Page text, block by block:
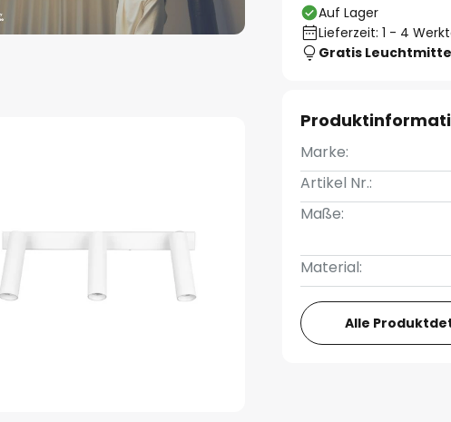
Auf Lager
Lieferzeit: 1 - 4
Gratis
Marke:
Artikel Nr.:
Maße:
Material:
Alle